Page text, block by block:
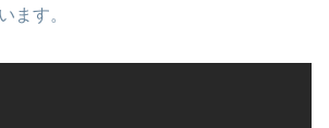
ます。